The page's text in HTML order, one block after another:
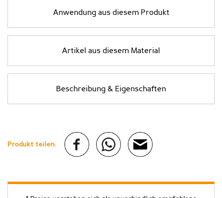
Anwendung aus diesem Produkt
Artikel aus diesem Material
Beschreibung & Eigenschaften
Produkt teilen: